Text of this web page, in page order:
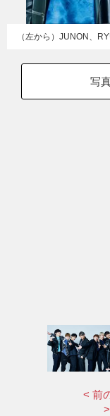
（左から）JUNON、
写
< 前